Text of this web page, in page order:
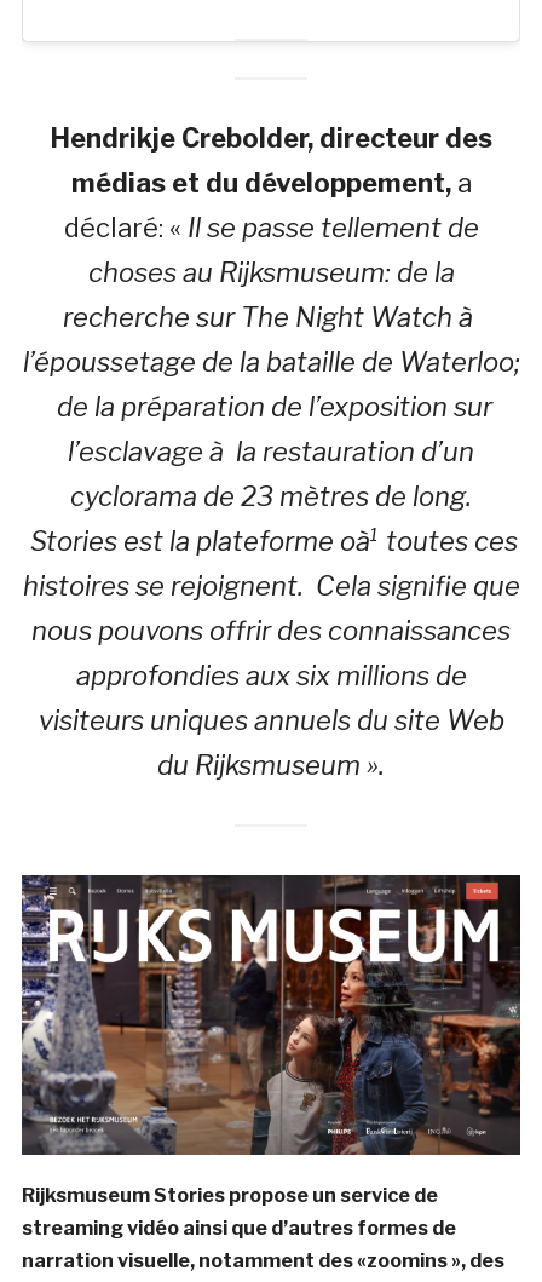
Hendrikje Crebolder, directeur des
médias et du développement,a
déclaré: « Il se passe tellement de
choses au Rijksmuseum: de la
recherche sur The Night Watch à
l’époussetage de la bataille de Waterloo;
de la préparation de l’exposition sur
l’esclavage à la restauration d’un
cyclorama de 23 mètres de long.
Stories est la plateforme oà¹ toutes ces
histoires se rejoignent. Cela signifie que
nous pouvons offrir des connaissances
approfondies aux six millions de
visiteurs uniques annuels du site Web
du Rijksmuseum ».
Rijksmuseum Stories propose un service de
streaming vidéo ainsi que d’autres formes de
narration visuelle, notamment des «zoomins », des